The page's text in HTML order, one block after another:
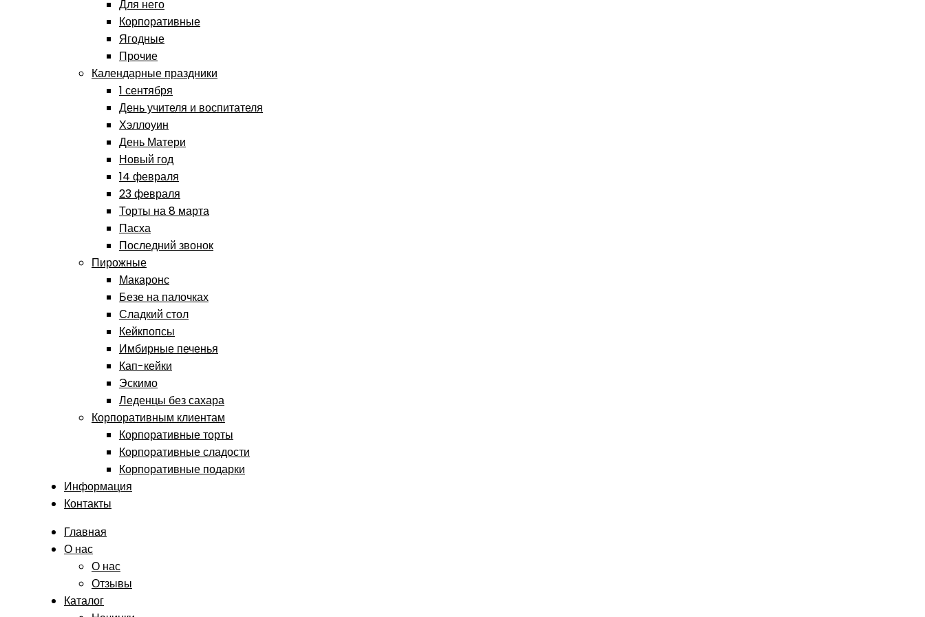
Для него
Корпоративные
Ягодные
Прочие
Календарные праздники
1 сентября
День учителя и воспитателя
Хэллоуин
День Матери
Новый год
14 февраля
23 февраля
Торты на 8 марта
Пасха
Последний звонок
Пирожные
Макаронс
Безе на палочках
Сладкий стол
Кейкпопсы
Имбирные печенья
Кап-кейки
Эскимо
Леденцы без сахара
Корпоративным клиентам
Корпоративные торты
Корпоративные сладости
Корпоративные подарки
Информация
Контакты
Главная
О нас
О нас
Отзывы
Каталог